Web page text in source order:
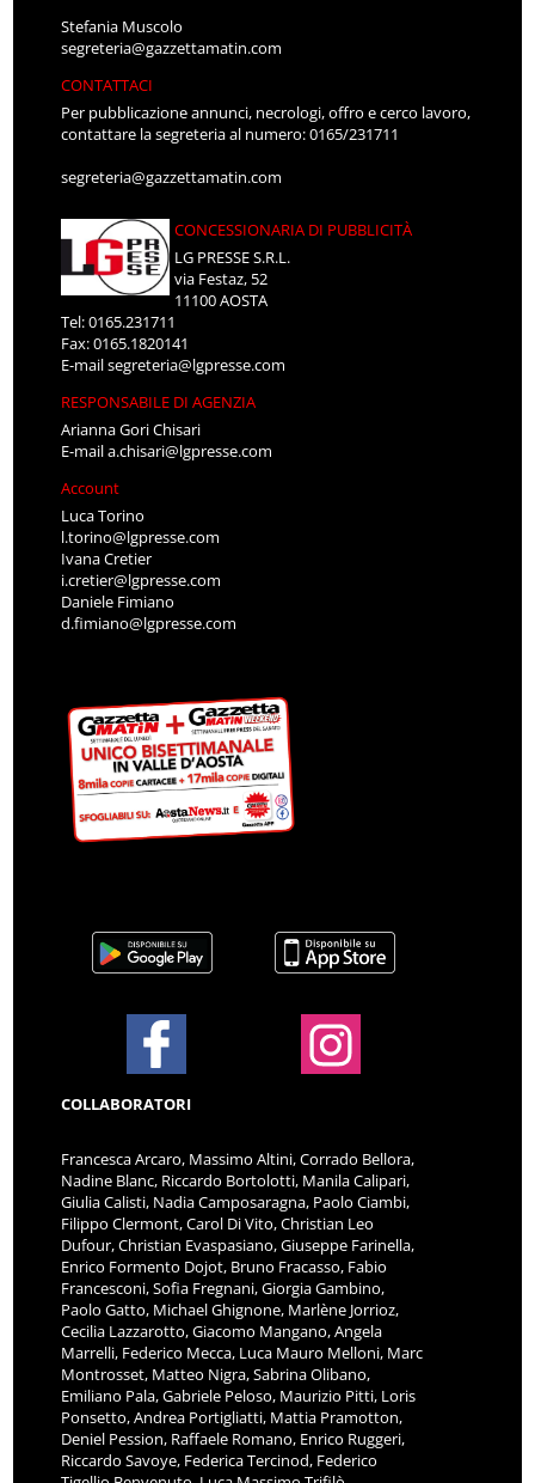
Stefania Muscolo
segreteria@gazzettamatin.com
CONTATTACI
Per pubblicazione annunci, necrologi, offro e cerco lavoro,
contattare la segreteria al numero: 0165/231711
segreteria@gazzettamatin.com
CONCESSIONARIA DI PUBBLICITÀ
LG PRESSE S.R.L.
via Festaz, 52
11100 AOSTA
Tel: 0165.231711
Fax: 0165.1820141
E-mailsegreteria@lgpresse.com
RESPONSABILE DI AGENZIA
Arianna Gori Chisari
E-maila.chisari@lgpresse.com
Account
Luca Torino
l.torino@lgpresse.com
Ivana Cretier
i.cretier@lgpresse.com
Daniele Fimiano
d.fimiano@lgpresse.com
COLLABORATORI
Francesca Arcaro, Massimo Altini, Corrado Bellora,
Nadine Blanc, Riccardo Bortolotti, Manila Calipari,
Giulia Calisti, Nadia Camposaragna, Paolo Ciambi,
Filippo Clermont, Carol Di Vito, Christian Leo
Dufour, Christian Evaspasiano, Giuseppe Farinella,
Enrico Formento Dojot, Bruno Fracasso, Fabio
Francesconi, Sofia Fregnani, Giorgia Gambino,
Paolo Gatto, Michael Ghignone, Marlène Jorrioz,
Cecilia Lazzarotto, Giacomo Mangano, Angela
Marrelli, Federico Mecca, Luca Mauro Melloni, Marc
Montrosset, Matteo Nigra, Sabrina Olibano,
Emiliano Pala, Gabriele Peloso, Maurizio Pitti, Loris
Ponsetto, Andrea Portigliatti, Mattia Pramotton,
Deniel Pession, Raffaele Romano, Enrico Ruggeri,
Riccardo Savoye, Federica Tercinod, Federico